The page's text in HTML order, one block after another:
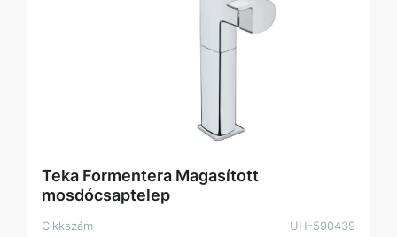
Teka Formentera Magasított
mosdócsaptelep
Cikkszám
UH-590439